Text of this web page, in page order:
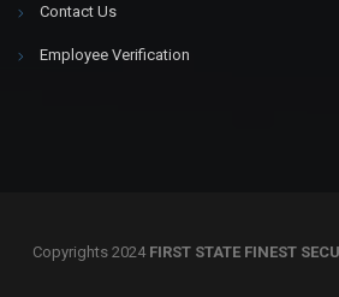
Contact Us
Employee Verification
Copyrights 2024 FIRST STATE FINEST